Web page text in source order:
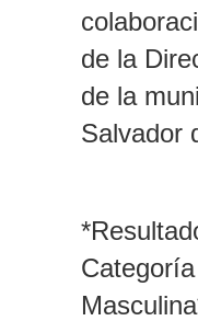
de la
de la
Salvador